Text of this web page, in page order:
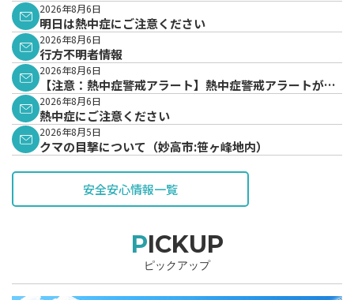
2026年8月6日
明日は熱中症にご注意ください
2026年8月6日
行方不明者情報
2026年8月6日
【注意：熱中症警戒アラート】熱中症警戒アラートが発
表されています。
2026年8月6日
熱中症にご注意ください
2026年8月5日
クマの目撃について（妙高市:笹ヶ峰地内）
安全安心情報一覧
PICKUP
ピックアップ